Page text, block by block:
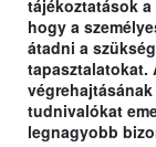
tájékoztatások
hogy a
átadni a
tapasztalatokat.
tudnivalókat
legnagyobb